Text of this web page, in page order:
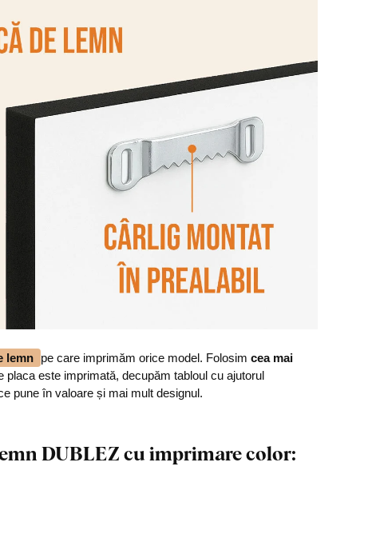
lemn pe care imprimăm orice model. Folosim cea mai
placa este imprimată, decupăm tabloul cu ajutorul
pune în valoare și mai mult designul.
DUBLEZ cu imprimare color: